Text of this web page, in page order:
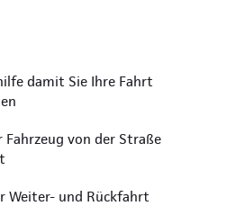
damit Sie Ihre Fahrt
Fahrzeug von der Straße
Weiter- und Rückfahrt